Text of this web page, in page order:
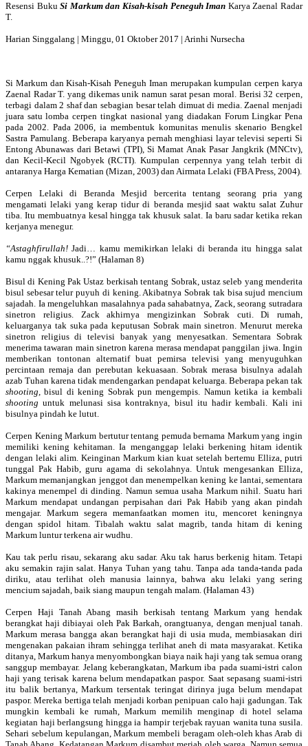
Resensi BukuSi Markum dan Kisah-kisah Peneguh Iman Karya Zaenal Radar
T.
Harian Singgalang | Minggu, 01 Oktober 2017 | Arinhi Nursecha
Si Markum dan Kisah-Kisah Peneguh Iman merupakan kumpulan cerpen karya
Zaenal Radar T. yang dikemas unik namun sarat pesan moral. Berisi 32 cerpen,
terbagi dalam 2 shaf dan sebagian besar telah dimuat di media. Zaenal menjadi
juara satu lomba cerpen tingkat nasional yang diadakan Forum Lingkar Pena
pada 2002. Pada 2006, ia membentuk komunitas menulis skenario Bengkel
Sastra Pamulang. Beberapa karyanya pernah menghiasi layar televisi seperti Si
Entong Abunawas dari Betawi (TPI), Si Mamat Anak Pasar Jangkrik (MNCtv),
dan Kecil-Kecil Ngobyek (RCTI). Kumpulan cerpennya yang telah terbit di
antaranya Harga Kematian (Mizan, 2003) dan Airmata Lelaki (FBA Press, 2004).
Cerpen Lelaki di Beranda Mesjid bercerita tentang seorang pria yang
mengamati lelaki yang kerap tidur di beranda mesjid saat waktu salat Zuhur
tiba. Itu membuatnya kesal hingga tak khusuk salat. Ia baru sadar ketika rekan
kerjanya menegur.
“Astaghfirullah! Jadi… kamu memikirkan lelaki di beranda itu hingga salat
kamu nggak khusuk..?!” (Halaman 8)
Bisul di Kening Pak Ustaz berkisah tentang Sobrak, ustaz seleb yang menderita
bisul sebesar telur puyuh di kening. Akibatnya Sobrak tak bisa sujud mencium
sajadah. Ia mengeluhkan masalahnya pada sahabatnya, Zack, seorang sutradara
sinetron religius. Zack akhirnya mengizinkan Sobrak cuti. Di rumah,
keluarganya tak suka pada keputusan Sobrak main sinetron. Menurut mereka
sinetron religius di televisi banyak yang menyesatkan. Sementara Sobrak
menerima tawaran main sinetron karena merasa mendapat panggilan jiwa. Ingin
memberikan tontonan alternatif buat pemirsa televisi yang menyuguhkan
percintaan remaja dan perebutan kekuasaan. Sobrak merasa bisulnya adalah
azab Tuhan karena tidak mendengarkan pendapat keluarga. Beberapa pekan tak
shooting, bisul di kening Sobrak pun mengempis. Namun ketika ia kembali
shootinguntuk melunasi sisa kontraknya, bisul itu hadir kembali. Kali ini
bisulnya pindah ke lutut.
Cerpen Kening Markum bertutur tentang pemuda bernama Markum yang ingin
memiliki kening kehitaman. Ia menganggap lelaki berkening hitam identik
dengan lelaki alim. Keinginan Markum kian kuat setelah bertemu Elliza, putri
tunggal Pak Habib, guru agama di sekolahnya. Untuk mengesankan Elliza,
Markum memanjangkan jenggot dan menempelkan kening ke lantai, sementara
kakinya menempel di dinding. Namun semua usaha Markum nihil. Suatu hari
Markum mendapat undangan perpisahan dari Pak Habib yang akan pindah
mengajar. Markum segera memanfaatkan momen itu, mencoret keningnya
dengan spidol hitam. Tibalah waktu salat magrib, tanda hitam di kening
Markum luntur terkena air wudhu.
Kau tak perlu risau, sekarang aku sadar. Aku tak harus berkenig hitam. Tetapi
aku semakin rajin salat. Hanya Tuhan yang tahu. Tanpa ada tanda-tanda pada
diriku, atau terlihat oleh manusia lainnya, bahwa aku lelaki yang sering
mencium sajadah, baik siang maupun tengah malam. (Halaman 43)
Cerpen Haji Tanah Abang masih berkisah tentang Markum yang hendak
berangkat haji dibiayai oleh Pak Barkah, orangtuanya, dengan menjual tanah.
Markum merasa bangga akan berangkat haji di usia muda, membiasakan diri
mengenakan pakaian ihram sehingga terlihat aneh di mata masyarakat. Ketika
ditanya, Markum hanya menyombongkan biaya naik haji yang tak semua orang
sanggup membayar. Jelang keberangkatan, Markum iba pada suami-istri calon
haji yang terisak karena belum mendapatkan paspor. Saat sepasang suami-istri
itu balik bertanya, Markum tersentak teringat dirinya juga belum mendapat
paspor. Mereka bertiga telah menjadi korban penipuan calo haji gadungan. Tak
mungkin kembali ke rumah, Markum memilih menginap di hotel selama
kegiatan haji berlangsung hingga ia hampir terjebak rayuan wanita tuna susila.
Sehari sebelum kepulangan, Markum membeli beragam oleh-oleh khas Arab di